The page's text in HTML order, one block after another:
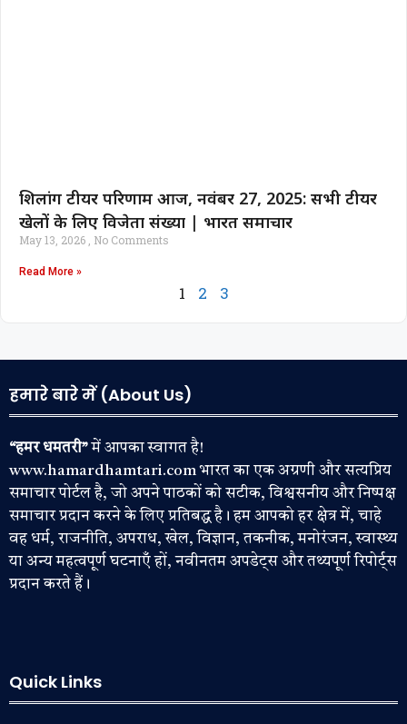
शिलांग टीयर परिणाम आज, नवंबर 27, 2025: सभी टीयर
खेलों के लिए विजेता संख्या | भारत समाचार
May 13, 2026 No Comments
Read More »
1 2 3
हमारे बारे में (About Us)
“हमर धमतरी”में आपका स्वागत है!
www.hamardhamtari.com भारत का एक अग्रणी और सत्यप्रिय
समाचार पोर्टल है, जो अपने पाठकों को सटीक, विश्वसनीय और निष्पक्ष
समाचार प्रदान करने के लिए प्रतिबद्ध है। हम आपको हर क्षेत्र में, चाहे
वह धर्म, राजनीति, अपराध, खेल, विज्ञान, तकनीक, मनोरंजन, स्वास्थ्य
या अन्य महत्वपूर्ण घटनाएँ हों, नवीनतम अपडेट्स और तथ्यपूर्ण रिपोर्ट्स
प्रदान करते हैं।
Quick Links